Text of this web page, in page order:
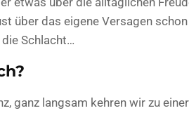
über das eigene Versagen
Schlacht…
ganz langsam kehren wir zu